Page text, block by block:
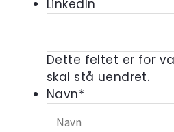
LinkedIn
Dette feltet er for
skal stå uendret.
Navn*